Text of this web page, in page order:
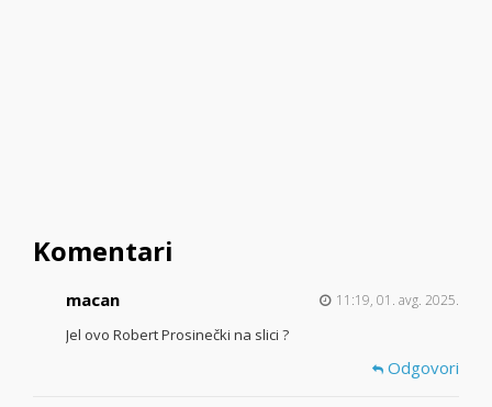
Komentari
macan 11:19, 01. avg. 2025.
Jel ovo Robert Prosinečki na slici ?
Odgovori